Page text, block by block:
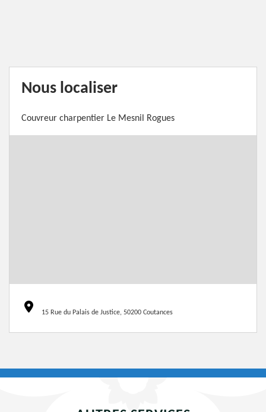
Nous localiser
Couvreur charpentier Le Mesnil Rogues
15 Rue du Palais de Justice, 50200 Coutances